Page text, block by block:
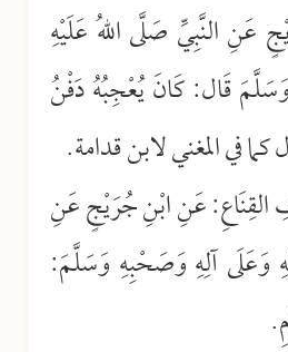
النَّبِيِّ صَلَّى اللهُ عَلَيْهِ
قَال: كَانَ يُعْجِبُهُ دَفْنُ
في المغني لابن قدامة.
القِنَاعِ: عَنِ ابْنِ جُرَيْجٍ عَنِ
وَعَلَى آلِهِ وَصَحْبِهِ وَسَلَّمَ: